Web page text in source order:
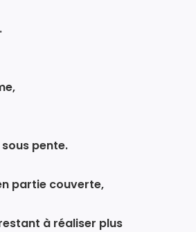
pente.
partie couverte,
à réaliser plus